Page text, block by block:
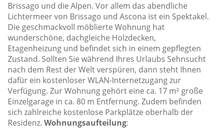
Brissago und die Alpen. Vor allem das abendliche
Lichtermeer von Brissago und Ascona ist ein Spektakel.
Die geschmackvoll möblierte Wohnung hat
wunderschöne, dachgleiche Holzdecken,
Etagenheizung und befindet sich in einem gepflegten
Zustand. Sollten Sie während Ihres Urlaubs Sehnsucht
nach dem Rest der Welt verspüren, dann steht Ihnen
dafür ein kostenloser WLAN-Internetzugang zur
Verfügung. Zur Wohnung gehört eine ca. 17 m² große
Einzelgarage in ca. 80 m Entfernung. Zudem befinden
sich zahlreiche kostenlose Parkplätze oberhalb der
Residenz. Wohnungsaufteilung: